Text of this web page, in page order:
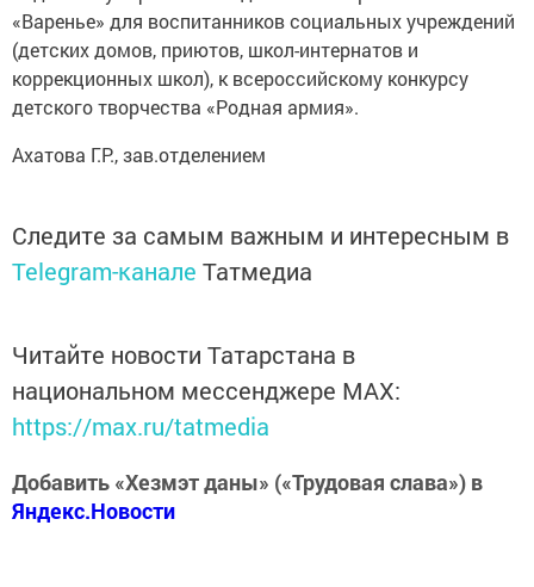
«Варенье» для воспитанников социальных учреждений
(детских домов, приютов, школ-интернатов и
коррекционных школ), к всероссийскому конкурсу
детского творчества «Родная армия».
Ахатова Г.Р., зав.отделением
Следите за самым важным и интересным в
Telegram-канале Татмедиа
Читайте новости Татарстана в
национальном мессенджере MАХ:
https://max.ru/tatmedia
Добавить «Хезмэт даны» («Трудовая слава») в
Яндекс.Новости